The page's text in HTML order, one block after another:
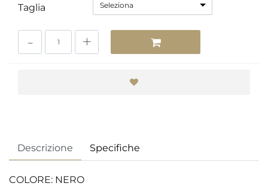
Taglia Seleziona
Descrizione Specifiche
COLORE: NERO